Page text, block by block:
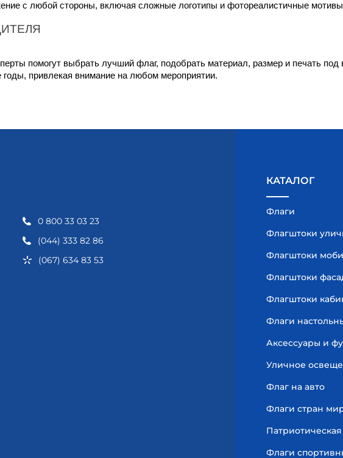
с любой стороны, включая сложные логотипы и фотореалистичные
помогут выбрать лучший флаг, подобрать материал, размер и печать
привлекая внимание на любом мероприятии.
0 800 33 03 23
(044) 333 82 86
(067) 634 83 53
КАТАЛОГ
Флаги
Флагштоки
Флагштоки
Флагштоки
Флагштоки
Флаги
Аксессуары и
Уличное
Флаг на авто
Флаги стран
Флаги